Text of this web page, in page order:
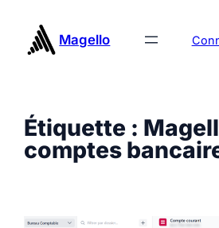
contenu
Magello
Étiquette :
comptes